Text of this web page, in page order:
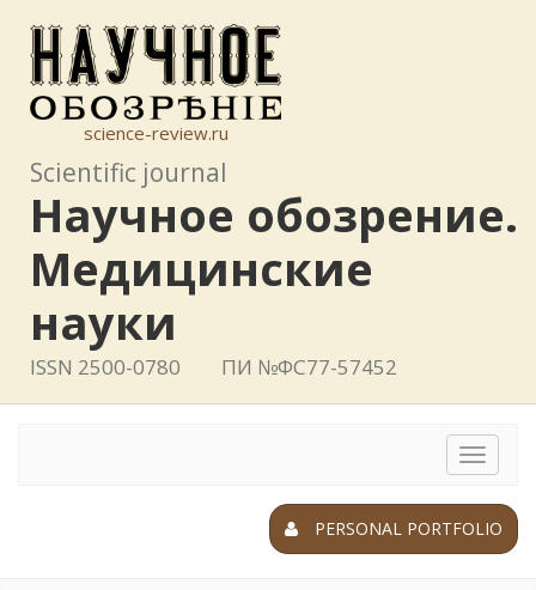
science-review.ru
Scientific journal
Научное обозрение.
Медицинские
науки
ISSN 2500-0780 ПИ №ФС77-57452
Toggle
PERSONAL PORTFOLIO